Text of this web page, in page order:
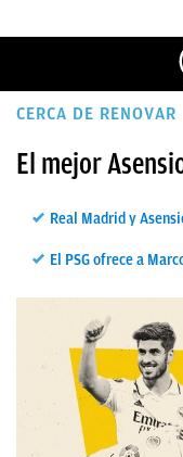
ÚLTIMAS
MADRID
BALONCESTO
FICHAJES
DIRECTO
FEMENINO
CERCA DE RENOVAR
El mejor
Real Madrid y
El PSG ofrece a